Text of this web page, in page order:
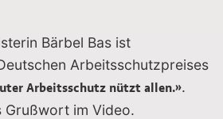
Bärbel Bas ist
Arbeitsschutzpreises
Arbeitsschutz nützt allen.».
Grußwort im Video.